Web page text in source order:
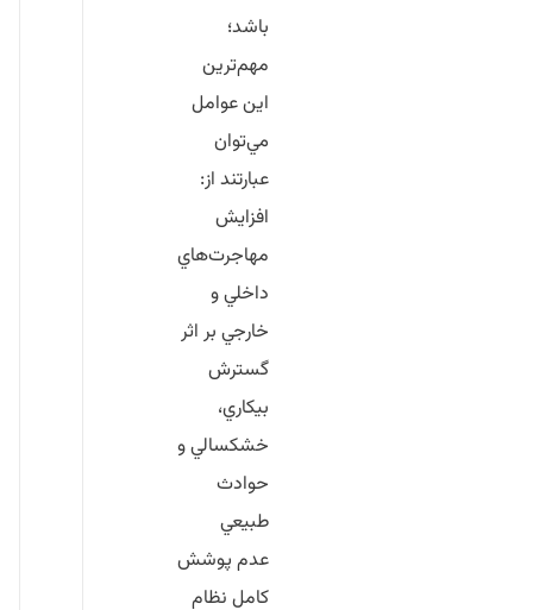
باشد؛
مهم‌ترين
اين عوامل
مي‌توان
عبارتند از:
افزايش
مهاجرت‌هاي
داخلي و
خارجي بر اثر
گسترش
بيكاري،
خشكسالي و
حوادث
طبيعي
عدم پوشش
كامل نظام